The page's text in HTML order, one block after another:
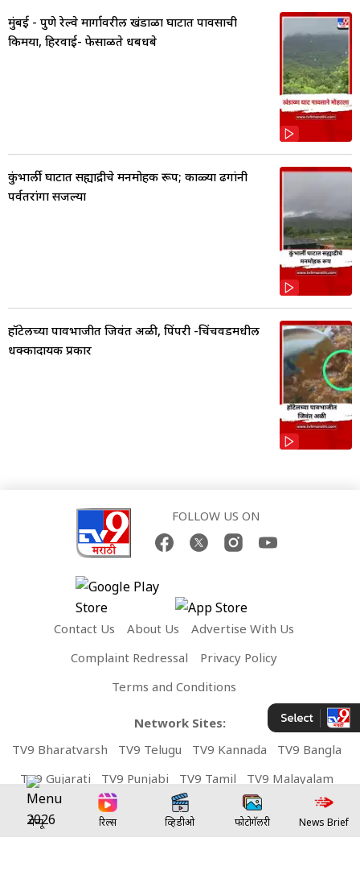
मुंबई - पुणे रेल्वे मार्गावरील खंडाळा घाटात पावसाची
किमया, हिरवाई- फेसाळते धबधबे
कुंभार्ली घाटात सह्याद्रीचे मनमोहक रूप; काळ्या ढगांनी
पर्वतरांगा सजल्या
हॉटेलच्या पावभाजीत जिवंत अळी, पिंपरी -चिंचवडमधील
धक्कादायक प्रकार
FOLLOW US ON
Contact Us About Us
Advertise With Us
Complaint Redressal
Privacy Policy
Terms and Conditions
Network Sites:
TV9 Bharatvarsh
TV9 Telugu TV9 Kannada
TV9 Bangla
TV9 Gujarati
TV9 Punjabi TV9 Tamil
TV9 Malayalam
TV9 UP
News9 LIVE Money9 LIVE
मेन्यू रिल्स व्हिडीओ फोटोगॅलरी News Brief